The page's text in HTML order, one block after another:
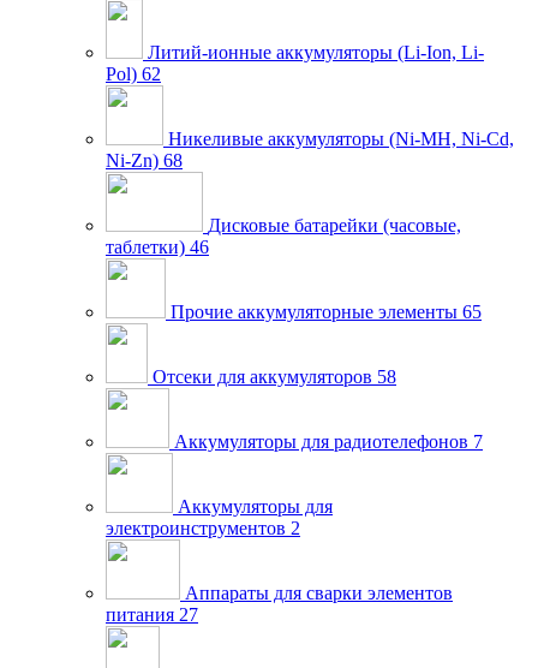
Литий-ионные аккумуляторы (Li-Ion, Li-
Pol) 62
Никеливые аккумуляторы (Ni-MH, Ni-Cd,
Ni-Zn) 68
Дисковые батарейки (часовые,
таблетки) 46
Прочие аккумуляторные элементы 65
Отсеки для аккумуляторов 58
Аккумуляторы для радиотелефонов 7
Аккумуляторы для
электроинструментов 2
Аппараты для сварки элементов
питания 27